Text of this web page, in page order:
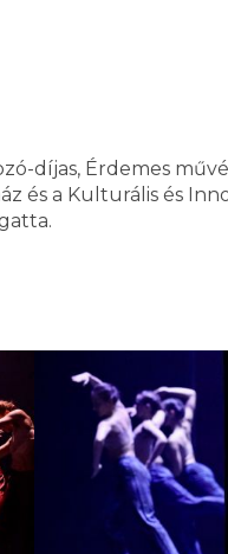
díjas, Érdemes
és a Kulturális és